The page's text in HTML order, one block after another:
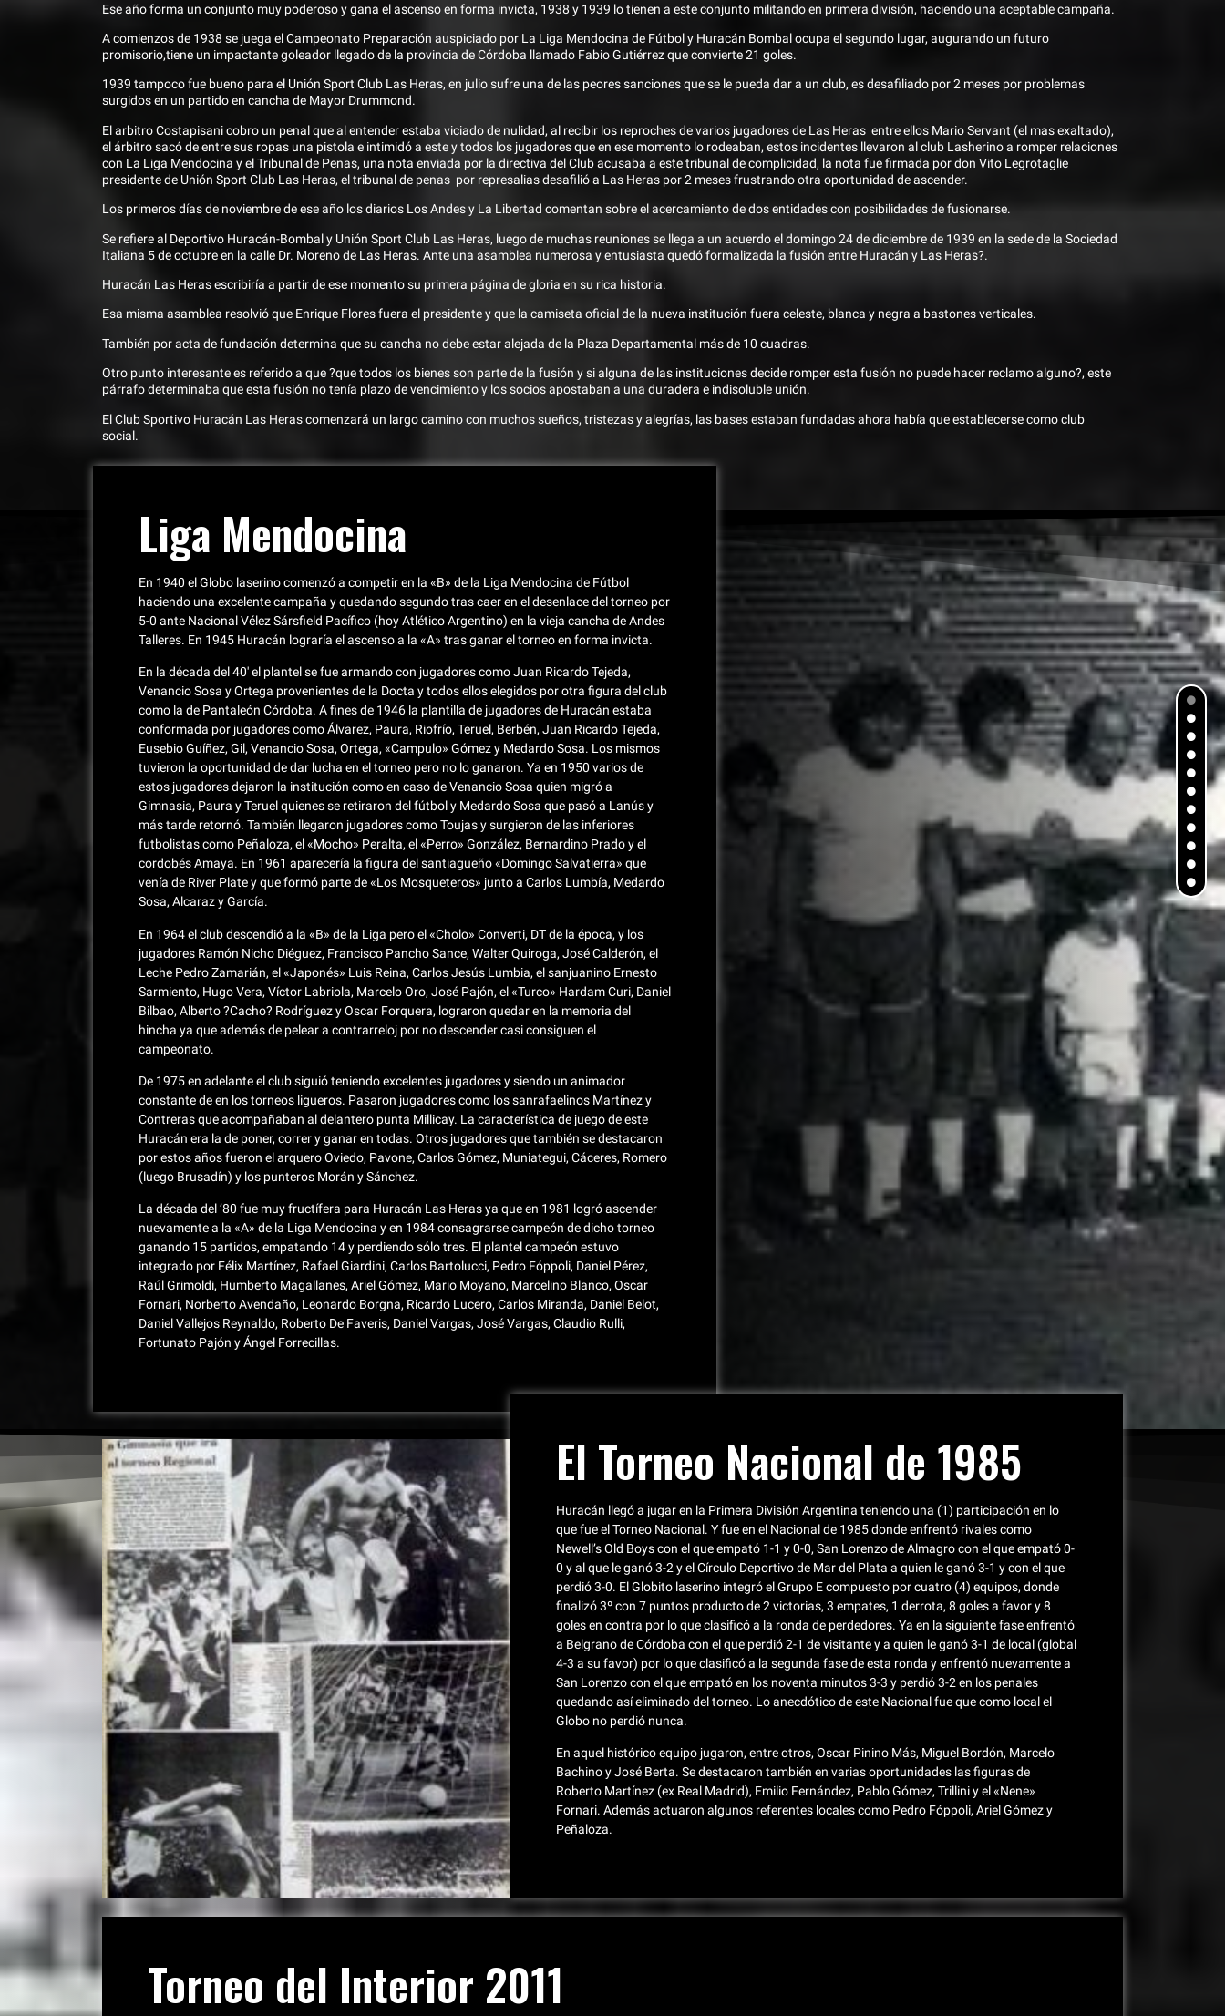
Ese año forma un conjunto muy poderoso y gana el ascenso en forma invicta, 1938 y 1939 lo tienen a este conjunto militando en primera división, haciendo una aceptable campaña.
A comienzos de 1938 se juega el Campeonato Preparación auspiciado por La Liga Mendocina de Fútbol y Huracán Bombal ocupa el segundo lugar, augurando un futuro
promisorio,tiene un impactante goleador llegado de la provincia de Córdoba llamado Fabio Gutiérrez que convierte 21 goles.
1939 tampoco fue bueno para el Unión Sport Club Las Heras, en julio sufre una de las peores sanciones que se le pueda dar a un club, es desafiliado por 2 meses por problemas
surgidos en un partido en cancha de Mayor Drummond.
El arbitro Costapisani cobro un penal que al entender estaba viciado de nulidad, al recibir los reproches de varios jugadores de Las Heras entre ellos Mario Servant (el mas exaltado),
el árbitro sacó de entre sus ropas una pistola e intimidó a este y todos los jugadores que en ese momento lo rodeaban, estos incidentes llevaron al club Lasherino a romper relaciones
con La Liga Mendocina y el Tribunal de Penas, una nota enviada por la directiva del Club acusaba a este tribunal de complicidad, la nota fue firmada por don Vito Legrotaglie
presidente de Unión Sport Club Las Heras, el tribunal de penas por represalias desafilió a Las Heras por 2 meses frustrando otra oportunidad de ascender.
Los primeros días de noviembre de ese año los diarios Los Andes y La Libertad comentan sobre el acercamiento de dos entidades con posibilidades de fusionarse.
Se refiere al Deportivo Huracán-Bombal y Unión Sport Club Las Heras, luego de muchas reuniones se llega a un acuerdo el domingo 24 de diciembre de 1939 en la sede de la Sociedad
Italiana 5 de octubre en la calle Dr. Moreno de Las Heras. Ante una asamblea numerosa y entusiasta quedó formalizada la fusión entre Huracán y Las Heras?.
Huracán Las Heras escribiría a partir de ese momento su primera página de gloria en su rica historia.
Esa misma asamblea resolvió que Enrique Flores fuera el presidente y que la camiseta oficial de la nueva institución fuera celeste, blanca y negra a bastones verticales.
También por acta de fundación determina que su cancha no debe estar alejada de la Plaza Departamental más de 10 cuadras.
Otro punto interesante es referido a que ?que todos los bienes son parte de la fusión y si alguna de las instituciones decide romper esta fusión no puede hacer reclamo alguno?, este
párrafo determinaba que esta fusión no tenía plazo de vencimiento y los socios apostaban a una duradera e indisoluble unión.
El Club Sportivo Huracán Las Heras comenzará un largo camino con muchos sueños, tristezas y alegrías, las bases estaban fundadas ahora había que establecerse como club
social.
Liga Mendocina
En 1940 el Globo laserino comenzó a competir en la «B» de la Liga Mendocina de Fútbol
haciendo una excelente campaña y quedando segundo tras caer en el desenlace del torneo por
5-0 ante Nacional Vélez Sársfield Pacífico (hoy Atlético Argentino) en la vieja cancha de Andes
Talleres. En 1945 Huracán lograría el ascenso a la «A» tras ganar el torneo en forma invicta.
En la década del 40′ el plantel se fue armando con jugadores como Juan Ricardo Tejeda,
Venancio Sosa y Ortega provenientes de la Docta y todos ellos elegidos por otra figura del club
como la de Pantaleón Córdoba. A fines de 1946 la plantilla de jugadores de Huracán estaba
conformada por jugadores como Álvarez, Paura, Riofrío, Teruel, Berbén, Juan Ricardo Tejeda,
Eusebio Guíñez, Gil, Venancio Sosa, Ortega, «Campulo» Gómez y Medardo Sosa. Los mismos
tuvieron la oportunidad de dar lucha en el torneo pero no lo ganaron. Ya en 1950 varios de
estos jugadores dejaron la institución como en caso de Venancio Sosa quien migró a
Gimnasia, Paura y Teruel quienes se retiraron del fútbol y Medardo Sosa que pasó a Lanús y
más tarde retornó. También llegaron jugadores como Toujas y surgieron de las inferiores
futbolistas como Peñaloza, el «Mocho» Peralta, el «Perro» González, Bernardino Prado y el
cordobés Amaya. En 1961 aparecería la figura del santiagueño «Domingo Salvatierra» que
venía de River Plate y que formó parte de «Los Mosqueteros» junto a Carlos Lumbía, Medardo
Sosa, Alcaraz y García.
En 1964 el club descendió a la «B» de la Liga pero el «Cholo» Converti, DT de la época, y los
jugadores Ramón Nicho Diéguez, Francisco Pancho Sance, Walter Quiroga, José Calderón, el
Leche Pedro Zamarián, el «Japonés» Luis Reina, Carlos Jesús Lumbia, el sanjuanino Ernesto
Sarmiento, Hugo Vera, Víctor Labriola, Marcelo Oro, José Pajón, el «Turco» Hardam Curi, Daniel
Bilbao, Alberto ?Cacho? Rodríguez y Oscar Forquera, lograron quedar en la memoria del
hincha ya que además de pelear a contrarreloj por no descender casi consiguen el
campeonato.
De 1975 en adelante el club siguió teniendo excelentes jugadores y siendo un animador
constante de en los torneos ligueros. Pasaron jugadores como los sanrafaelinos Martínez y
Contreras que acompañaban al delantero punta Millicay. La característica de juego de este
Huracán era la de poner, correr y ganar en todas. Otros jugadores que también se destacaron
por estos años fueron el arquero Oviedo, Pavone, Carlos Gómez, Muniategui, Cáceres, Romero
(luego Brusadín) y los punteros Morán y Sánchez.
La década del ’80 fue muy fructífera para Huracán Las Heras ya que en 1981 logró ascender
nuevamente a la «A» de la Liga Mendocina y en 1984 consagrarse campeón de dicho torneo
ganando 15 partidos, empatando 14 y perdiendo sólo tres. El plantel campeón estuvo
integrado por Félix Martínez, Rafael Giardini, Carlos Bartolucci, Pedro Fóppoli, Daniel Pérez,
Raúl Grimoldi, Humberto Magallanes, Ariel Gómez, Mario Moyano, Marcelino Blanco, Oscar
Fornari, Norberto Avendaño, Leonardo Borgna, Ricardo Lucero, Carlos Miranda, Daniel Belot,
Daniel Vallejos Reynaldo, Roberto De Faveris, Daniel Vargas, José Vargas, Claudio Rulli,
Fortunato Pajón y Ángel Forrecillas.
El Torneo Nacional de 1985
Huracán llegó a jugar en la Primera División Argentina teniendo una (1) participación en lo
que fue el Torneo Nacional. Y fue en el Nacional de 1985 donde enfrentó rivales como
Newell’s Old Boys con el que empató 1-1 y 0-0, San Lorenzo de Almagro con el que empató 0-
0 y al que le ganó 3-2 y el Círculo Deportivo de Mar del Plata a quien le ganó 3-1 y con el que
perdió 3-0. El Globito laserino integró el Grupo E compuesto por cuatro (4) equipos, donde
finalizó 3º con 7 puntos producto de 2 victorias, 3 empates, 1 derrota, 8 goles a favor y 8
goles en contra por lo que clasificó a la ronda de perdedores. Ya en la siguiente fase enfrentó
a Belgrano de Córdoba con el que perdió 2-1 de visitante y a quien le ganó 3-1 de local (global
4-3 a su favor) por lo que clasificó a la segunda fase de esta ronda y enfrentó nuevamente a
San Lorenzo con el que empató en los noventa minutos 3-3 y perdió 3-2 en los penales
quedando así eliminado del torneo. Lo anecdótico de este Nacional fue que como local el
Globo no perdió nunca.
En aquel histórico equipo jugaron, entre otros, Oscar Pinino Más, Miguel Bordón, Marcelo
Bachino y José Berta. Se destacaron también en varias oportunidades las figuras de
Roberto Martínez (ex Real Madrid), Emilio Fernández, Pablo Gómez, Trillini y el «Nene»
Fornari. Además actuaron algunos referentes locales como Pedro Fóppoli, Ariel Gómez y
Peñaloza.
Torneo del Interior 2011